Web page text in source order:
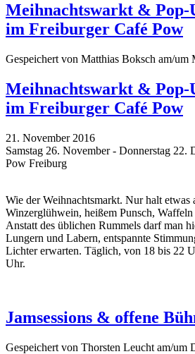
Meihnachtswarkt & Pop-
im Freiburger Café Pow
Gespeichert von Matthias Boksch am/um
Meihnachtswarkt & Pop-
im Freiburger Café Pow
21. November 2016
Samstag 26. November - Donnerstag 22.
Pow Freiburg
Wie der Weihnachtsmarkt. Nur halt etwas
Winzerglühwein, heißem Punsch,
Anstatt des üblichen Rummels darf man
Lungern und Labern, entspannte
Lichter erwarten. Täglich, von 18 bis 22
Uhr.
Jamsessions & offene
Gespeichert von Thorsten Leucht am/um